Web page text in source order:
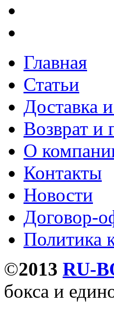
Главная
Статьи
Доставка
Возврат и
О
Контакты
Новости
Договор-
Политика
©2013 RU-
бокса и